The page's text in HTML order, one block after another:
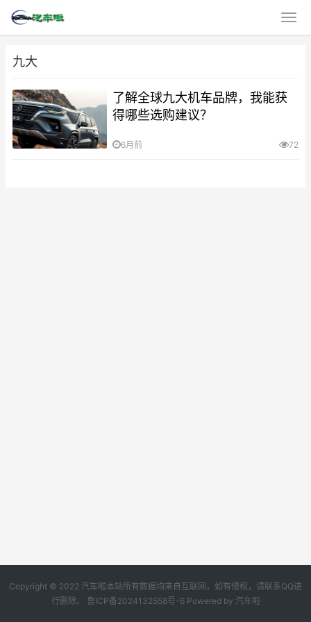
九大
了解全球九大机车品牌，我能获
得哪些选购建议？
6月前 72
Copyright © 2022 汽车啦本站所有数据均来自互联网，如有侵权，请联系QQ进
行删除。 鲁ICP备2024132558号-6Powered by 汽车啦